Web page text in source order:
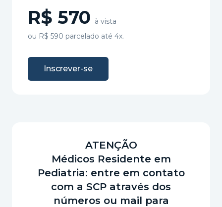
R$ 570 à vista
ou R$ 590 parcelado até 4x.
Inscrever-se
ATENÇÃO
Médicos Residente em
Pediatria: entre em contato
com a SCP através dos
números ou mail para